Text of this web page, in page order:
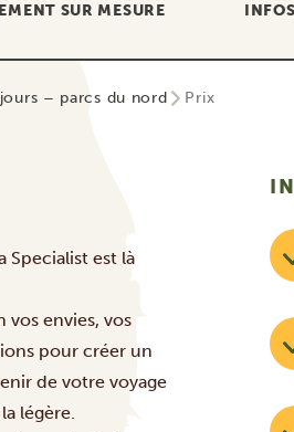
SUR MESURE
– parcs du nord Prix
Specialist est là
vos envies, vos
pour créer un
de votre voyage
légère.